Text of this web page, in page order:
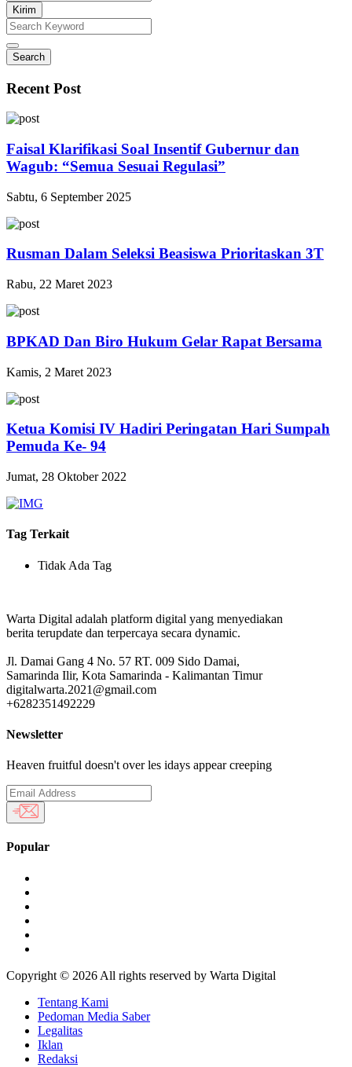
Kirim
Search
Recent Post
Faisal Klarifikasi Soal Insentif Gubernur dan
Wagub: “Semua Sesuai Regulasi”
Sabtu, 6 September 2025
Rusman Dalam Seleksi Beasiswa Prioritaskan 3T
Rabu, 22 Maret 2023
BPKAD Dan Biro Hukum Gelar Rapat Bersama
Kamis, 2 Maret 2023
Ketua Komisi IV Hadiri Peringatan Hari Sumpah
Pemuda Ke- 94
Jumat, 28 Oktober 2022
Tag Terkait
Tidak Ada Tag
Warta Digital adalah platform digital yang menyediakan
berita terupdate dan terpercaya secara dynamic.
Jl. Damai Gang 4 No. 57 RT. 009 Sido Damai,
Samarinda Ilir, Kota Samarinda - Kalimantan Timur
digitalwarta.2021@gmail.com
+6282351492229
Newsletter
Heaven fruitful doesn't over les idays appear creeping
Popular
Copyright © 2026 All rights reserved by Warta Digital
Tentang Kami
Pedoman Media Saber
Legalitas
Iklan
Redaksi